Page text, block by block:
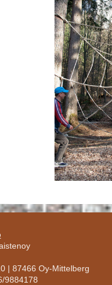
| 87466 Oy-Mittelberg
9884178